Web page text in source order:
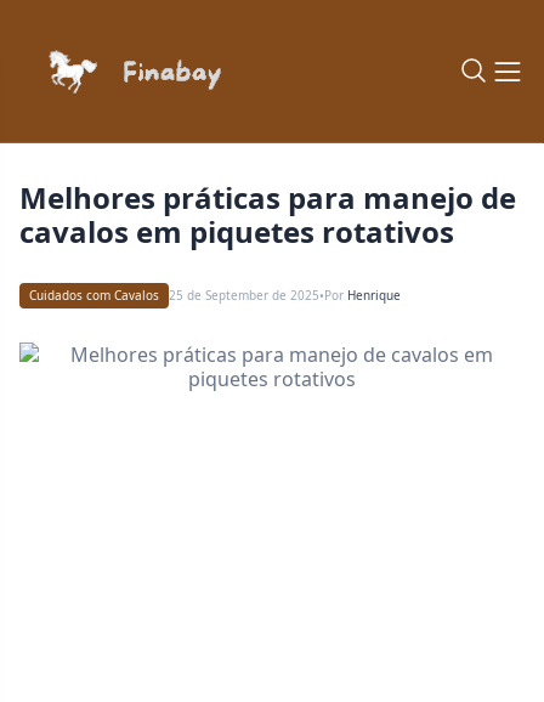
Cuidados com Cavalos 25 de September de 2025•Por Henrique
Melhores práticas para manejo de
cavalos em piquetes rotativos